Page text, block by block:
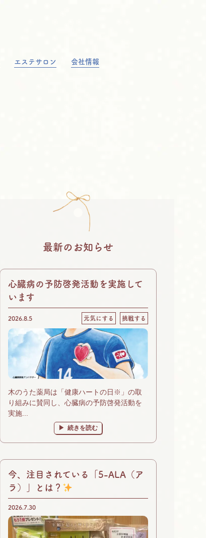
エステサロン 会社情報
最新のお知らせ
心臓病の予防啓発活動を実施して
います
2026.8.5 元気にする 挑戦する
木のうた薬局は「健康ハートの日※」の取
り組みに賛同し、心臓病の予防啓発活動を
実施...
続きを読む
今、注目されている「5-ALA（ア
ラ）」とは？
2026.7.30